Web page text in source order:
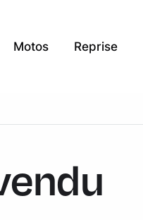
Motos Reprise